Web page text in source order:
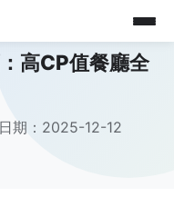
高CP值餐廳全
期： 2025-12-12